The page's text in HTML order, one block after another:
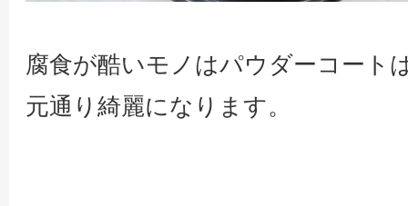
腐食が酷いモノはパウダーコート
元通り綺麗になります。